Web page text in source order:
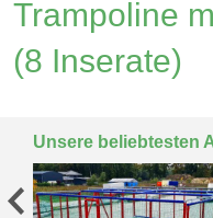
Trampoline
(8 Inserate)
Unsere beliebtesten